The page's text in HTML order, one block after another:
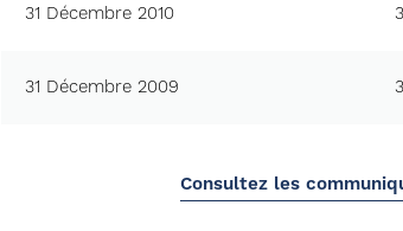
31 Décembre 2010
31 Décembre 2009
Consultez les